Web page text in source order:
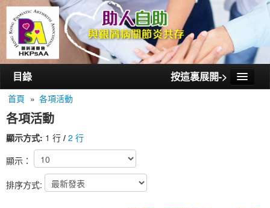
目錄 按這裏展開->
首頁
認識銀屑護關會
認識銀屑關節炎
活動/講座
首頁 » 各項活動
各項活動
顯示方式: 1 行 / 2 行
顯示：
排序方式: